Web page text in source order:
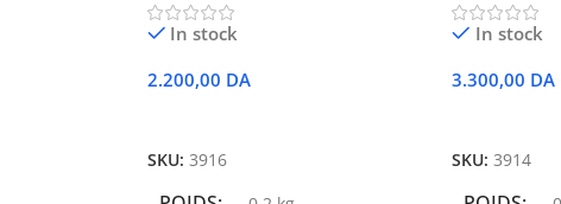
In stock
2.200,00 DA
SKU: 3916
In stock
3.300,00 DA
SKU:3914